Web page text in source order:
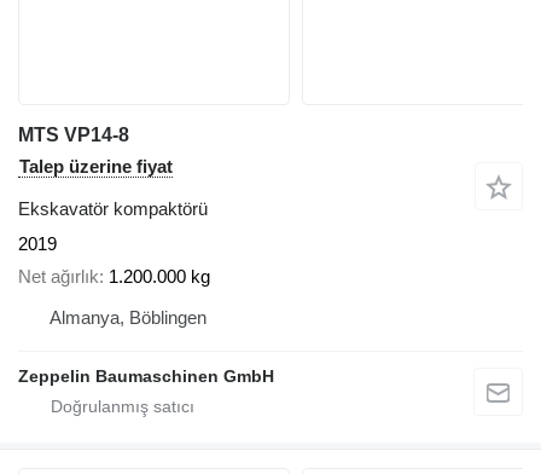
MTS VP14-8
Talep üzerine fiyat
Ekskavatör kompaktörü
2019
Net ağırlık 1.200.000 kg
Almanya, Böblingen
Zeppelin Baumaschinen GmbH